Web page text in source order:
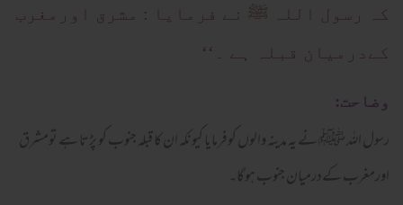
کہ رسول اللہ ﷺ نے فرمایا : مشرق اورمغرب
کےدرمیان قبلہ ہے ۔‘‘
وضاحت:
رسول اللہ ﷺ نے یہ مدینہ والوں کوفرمایا کیونکہ ان کا قبلہ جنوب کو پڑتا ہے تومشرق
اورمغرب کےدرمیان جنوب ہوگا۔